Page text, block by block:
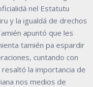
nel Estatutu
y la igualdá de drechos
apuntó que les
tamién pa espardir
cuntando con
la importancia de
nos medios de